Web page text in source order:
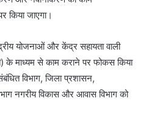
किया जाएगा।
योजनाओं और केंद्र सहायता वाली
के माध्यम से काम कराने पर फोकस किया
विभाग, जिला प्रशासन,
नगरीय विकास और आवास विभाग को